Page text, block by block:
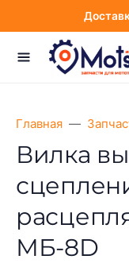
Главная
Вилка
МБ-8D